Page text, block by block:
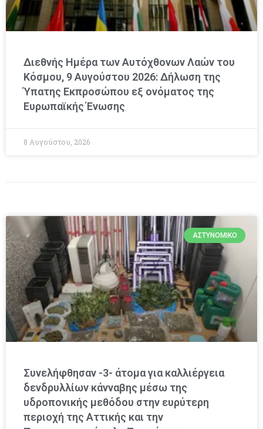
Διεθνής Ημέρα των Αυτόχθονων Λαών του
Κόσμου, 9 Αυγούστου 2026: Δήλωση της
Ύπατης Εκπροσώπου εξ ονόματος της
Ευρωπαϊκής Ένωσης
8 Αυγούστου, 2026
ΑΣΤΥΝΟΜΙΚΌ
Συνελήφθησαν -3- άτομα για καλλιέργεια
δενδρυλλίων κάνναβης μέσω της
υδροπονικής μεθόδου στην ευρύτερη
περιοχή της Αττικής και την